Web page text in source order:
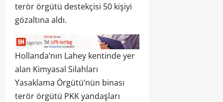
terör örgütü destekçisi 50 kişiyi
gözaltına aldı.
Hollanda’nın Lahey kentinde yer
alan Kimyasal Silahları
Yasaklama Örgütü’nün binası
terör örgütü PKK yandaşları